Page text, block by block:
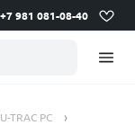
+7 981 081-08-40
TRAC PC